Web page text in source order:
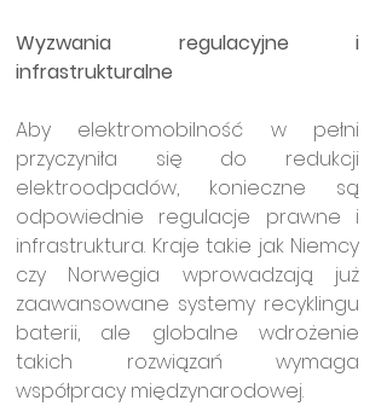
Wyzwania regulacyjne i
infrastrukturalne
Aby elektromobilność w pełni
przyczyniła się do redukcji
elektroodpadów, konieczne są
odpowiednie regulacje prawne i
infrastruktura. Kraje takie jak Niemcy
czy Norwegia wprowadzają już
zaawansowane systemy recyklingu
baterii, ale globalne wdrożenie
takich rozwiązań wymaga
współpracy międzynarodowej.